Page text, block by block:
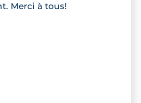
Merci à tous!